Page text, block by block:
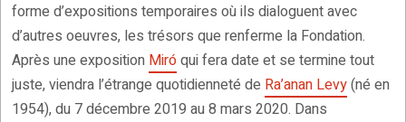
forme d’expositions temporaires où ils dialoguent avec
d’autres oeuvres, les trésors que renferme la Fondation.
Après une exposition Miróqui fera date et se termine tout
juste, viendra l’étrange quotidienneté de Ra’anan Levy(né en
1954), du 7 décembre 2019 au 8 mars 2020. Dans